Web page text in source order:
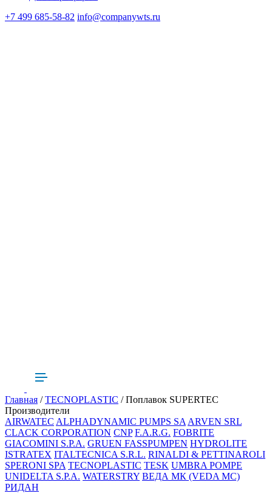
+7 499 685-58-82 info@companywts.ru
Главная /TECNOPLASTIC / Поплавок SUPERTEC
Производители
AIRWATEC ALPHADYNAMIC PUMPS SAARVEN SRL
CLACK CORPORATION CNP F.A.R.G. FOBRITE
GIACOMINI S.P.A. GRUEN FASSPUMPEN HYDROLITE
ISTRATEX ITALTECNICA S.R.L. RINALDI & PETTINAROLI
SPERONI SPA TECNOPLASTIC TESK UMBRA POMPE
UNIDELTA S.P.A. WATERSTRY ВЕДА МК (VEDA MC)
РИДАН